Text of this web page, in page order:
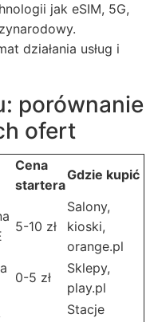
jak eSIM, 5G,
działania usług i
porównanie
ofert
Cena
startera
Gdzie kupić
5-10 zł
Salony,
kioski,
orange.pl
0-5 zł
Sklepy,
play.pl
Stacje